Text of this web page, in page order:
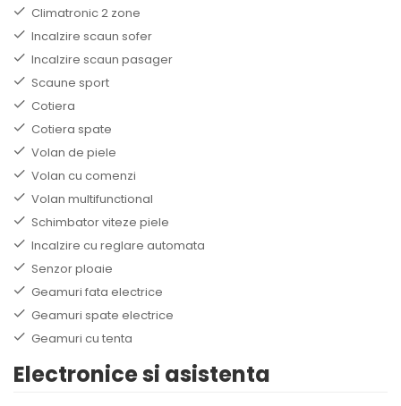
Climatronic 2 zone
Incalzire scaun sofer
Incalzire scaun pasager
Scaune sport
Cotiera
Cotiera spate
Volan de piele
Volan cu comenzi
Volan multifunctional
Schimbator viteze piele
Incalzire cu reglare automata
Senzor ploaie
Geamuri fata electrice
Geamuri spate electrice
Geamuri cu tenta
Electronice si asistenta